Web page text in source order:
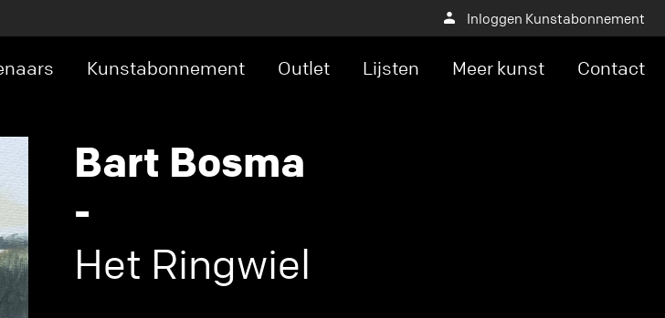
Inloggen Kunstabonnement
Kunstabonnement Outlet Lijsten Meer kunst Contact
Bart Bosma
-
Het Ringwiel